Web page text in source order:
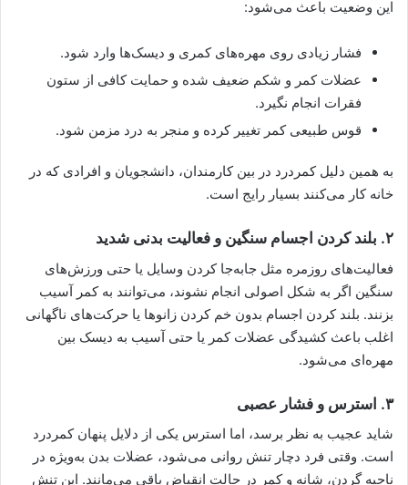
این وضعیت باعث می‌شود:
فشار زیادی روی مهره‌های کمری و دیسک‌ها وارد شود.
عضلات کمر و شکم ضعیف شده و حمایت کافی از ستون
فقرات انجام نگیرد.
قوس طبیعی کمر تغییر کرده و منجر به درد مزمن شود.
به همین دلیل کمردرد در بین کارمندان، دانشجویان و افرادی که در
خانه کار می‌کنند بسیار رایج است.
۲. بلند کردن اجسام سنگین و فعالیت بدنی شدید
فعالیت‌های روزمره مثل جابه‌جا کردن وسایل یا حتی ورزش‌های
سنگین اگر به شکل اصولی انجام نشوند، می‌توانند به کمر آسیب
بزنند. بلند کردن اجسام بدون خم کردن زانوها یا حرکت‌های ناگهانی
اغلب باعث کشیدگی عضلات کمر یا حتی آسیب به دیسک بین
مهره‌ای می‌شود.
۳. استرس و فشار عصبی
شاید عجیب به نظر برسد، اما استرس یکی از دلایل پنهان کمردرد
است. وقتی فرد دچار تنش روانی می‌شود، عضلات بدن به‌ویژه در
ناحیه گردن، شانه و کمر در حالت انقباض باقی می‌مانند. این تنش